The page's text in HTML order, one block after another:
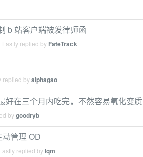
b 站客户端被发律师函
Lastly replied by FateTrack
replied byalphagao
好在三个月内吃完，不然容易氧化变质
bygoodryb
管理 OD
replied bylqm